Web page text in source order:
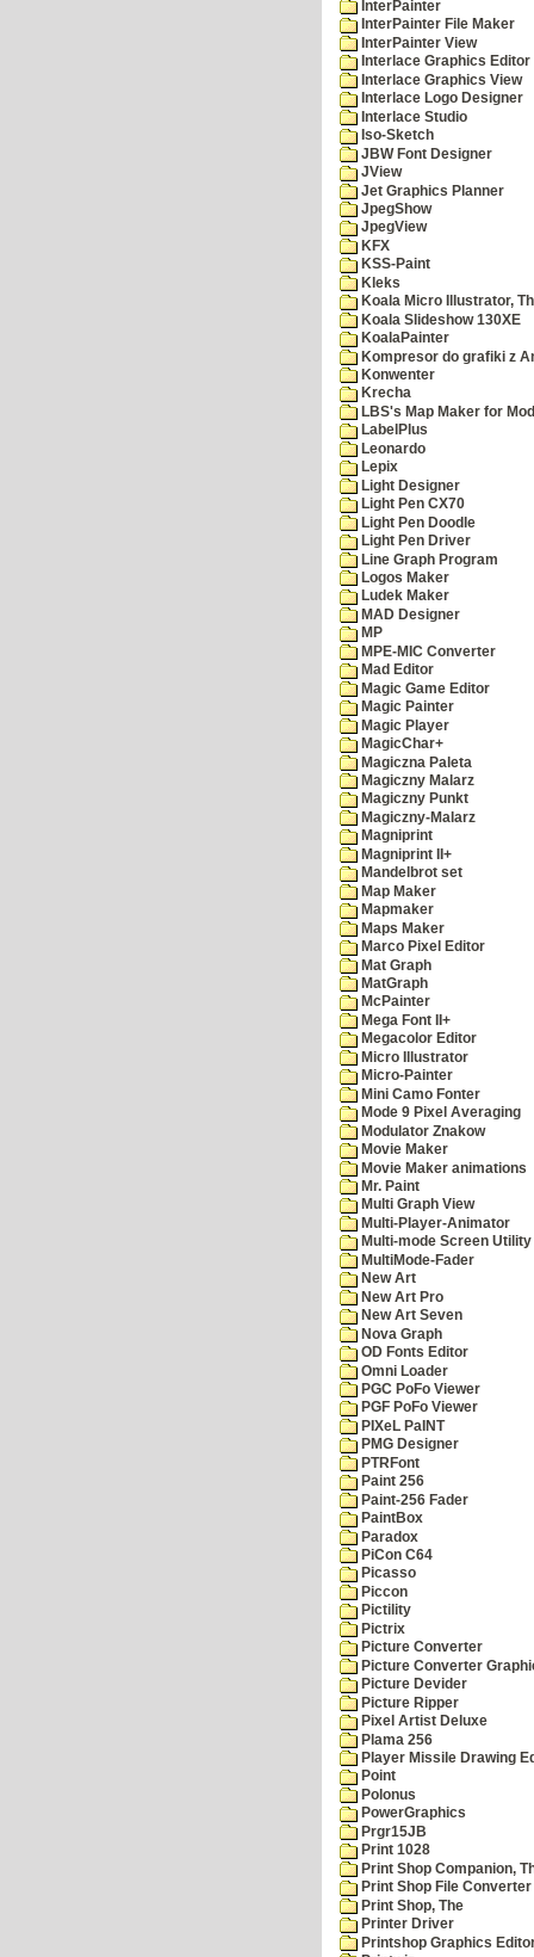
InterPainter
InterPainter File Maker
InterPainter View
Interlace Graphics Editor
Interlace Graphics View
Interlace Logo Designer
Interlace Studio
Iso-Sketch
JBW Font Designer
JView
Jet Graphics Planner
JpegShow
JpegView
KFX
KSS-Paint
Kleks
Koala Micro Illustrator,
Koala Slideshow 130XE
KoalaPainter
Kompresor do grafiki z
Konwenter
Krecha
LBS's Map Maker for
LabelPlus
Leonardo
Lepix
Light Designer
Light Pen CX70
Light Pen Doodle
Light Pen Driver
Line Graph Program
Logos Maker
Ludek Maker
MAD Designer
MP
MPE-MIC Converter
Mad Editor
Magic Game Editor
Magic Painter
Magic Player
MagicChar+
Magiczna Paleta
Magiczny Malarz
Magiczny Punkt
Magiczny-Malarz
Magniprint
Magniprint II+
Mandelbrot set
Map Maker
Mapmaker
Maps Maker
Marco Pixel Editor
Mat Graph
MatGraph
McPainter
Mega Font II+
Megacolor Editor
Micro Illustrator
Micro-Painter
Mini Camo Fonter
Mode 9 Pixel Averaging
Modulator Znakow
Movie Maker
Movie Maker animations
Mr. Paint
Multi Graph View
Multi-Player-Animator
Multi-mode Screen Utility
MultiMode-Fader
New Art
New Art Pro
New Art Seven
Nova Graph
OD Fonts Editor
Omni Loader
PGC PoFo Viewer
PGF PoFo Viewer
PIXeL PaINT
PMG Designer
PTRFont
Paint 256
Paint-256 Fader
PaintBox
Paradox
PiCon C64
Picasso
Piccon
Pictility
Pictrix
Picture Converter
Picture Converter
Picture Devider
Picture Ripper
Pixel Artist Deluxe
Plama 256
Player Missile Drawing
Point
Polonus
PowerGraphics
Prgr15JB
Print 1028
Print Shop Companion,
Print Shop File Converter
Print Shop, The
Printer Driver
Printshop Graphics